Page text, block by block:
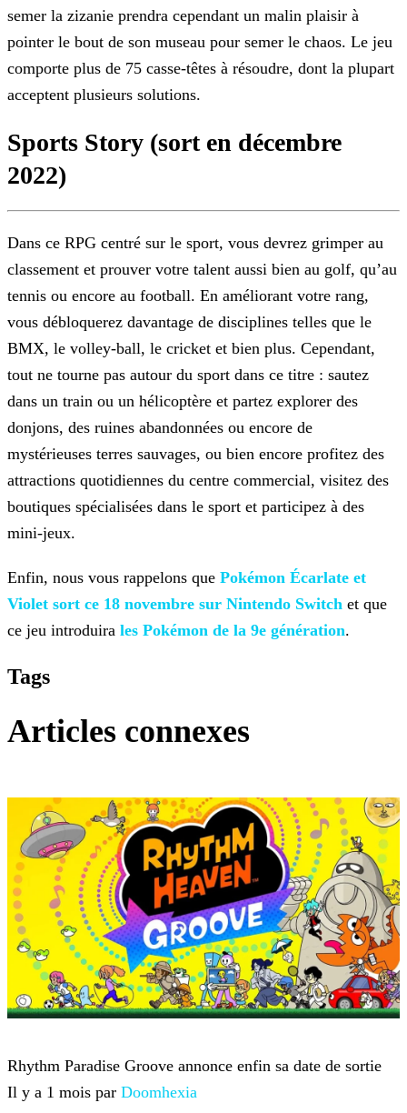
semer la zizanie prendra cependant un malin plaisir à
pointer le bout de son museau pour semer le chaos. Le jeu
comporte plus de 75 casse-têtes à résoudre, dont la plupart
acceptent plusieurs solutions.
Sports Story (sort en décembre
2022)
Dans ce RPG centré sur le sport, vous devrez grimper au
classement et prouver votre talent aussi bien au golf, qu’au
tennis ou encore au football. En améliorant votre rang,
vous débloquerez davantage de disciplines telles que le
BMX, le volley-ball, le cricket et bien plus. Cependant,
tout ne tourne pas autour du sport dans ce titre : sautez
dans un train ou un hélicoptère et partez explorer des
donjons, des ruines abandonnées ou encore de
mystérieuses terres sauvages, ou bien encore profitez des
attractions quotidiennes du centre commercial, visitez des
boutiques spécialisées dans le sport et participez à des
mini-jeux.
Enfin, nous vous rappelons que Pokémon Écarlate et
Violet sort ce 18 novembre sur Nintendo Switch et que
ce jeu introduira les Pokémon de la 9e génération.
Tags
Articles connexes
Rhythm Paradise Groove annonce enfin sa date de sortie
Il y a 1 mois par Doomhexia